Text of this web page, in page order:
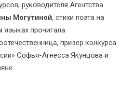
руководителя Агентства
Могутиной, стихи поэта на
языках прочитала
призер конкурса
Софья-Агнесса Якунцова и